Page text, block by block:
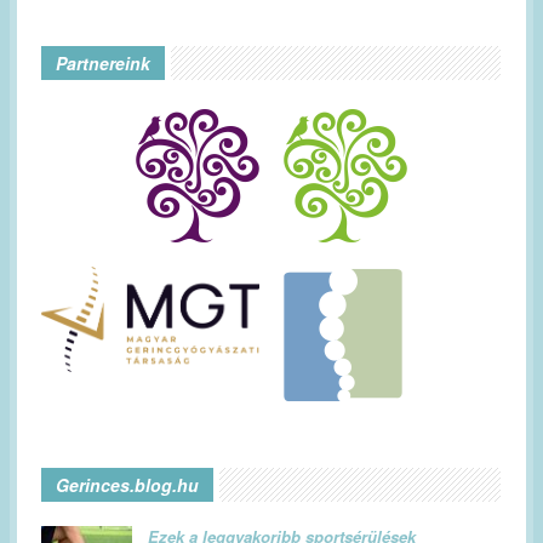
Partnereink
Gerinces.blog.hu
Ezek a leggyakoribb sportsérülések